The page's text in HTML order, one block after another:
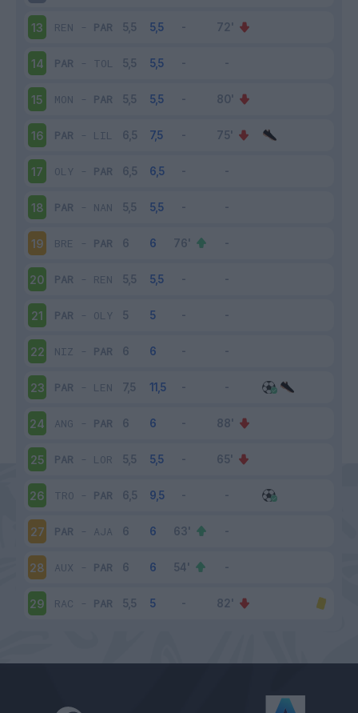
13 REN - PAR
14 PAR - TOL
15 MON - PAR
16 PAR - LIL
17 OLY - PAR
18 PAR - NAN
19 BRE - PAR
20 PAR - REN
21 PAR - OLY
22 NIZ - PAR
23 PAR - LEN
24 ANG - PAR
25 PAR - LOR
26 TRO - PAR
27 PAR - AJA
28 AUX - PAR
29 RAC - PAR